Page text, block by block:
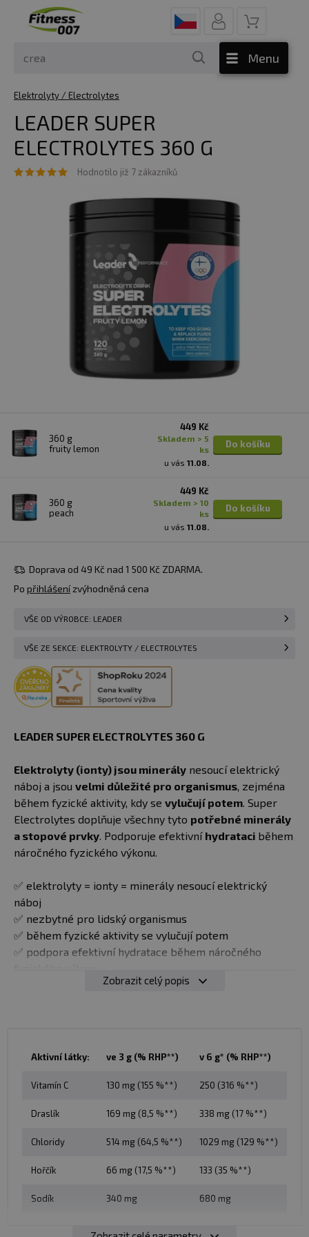
Menu
Elektrolyty / Electrolytes
LEADER SUPER
ELECTROLYTES 360 G
Hodnotilo již 7 zákazníků
360 g
fruity lemon
449 Kč
skladem > 5
ks
u vás 11.08.
Do košíku
360 g
peach
449 Kč
skladem > 10
ks
u vás 11.08.
Do košíku
Doprava od 49 Kč nad 1 500 Kč ZDARMA.
Po přihlášenízvýhodněná cena
VŠE OD VÝROBCE: LEADER
VŠE ZE SEKCE: ELEKTROLYTY / ELECTROLYTES
LEADER SUPER ELECTROLYTES 360 G
Elektrolyty (ionty) jsou minerály nesoucí elektrický
náboj a jsou velmi důležité pro organismus, zejména
během fyzické aktivity, kdy se vylučují potem. Super
Electrolytes doplňuje všechny tyto potřebné minerály
a stopové prvky. Podporuje efektivní hydrataci během
náročného fyzického výkonu.
✅ elektrolyty = ionty = minerály nesoucí elektrický
náboj
✅ nezbytné pro lidský organismus
✅ během fyzické aktivity se vylučují potem
✅ podpora efektivní hydratace během náročného
✅ podpora regenerace
✅ vitamín C
✅ značka Leader je oficiálním partnerem finského
300 ml vody a užívejte dvakrát denně. Užívejte ideálně
během tréninku, prášek lze namíchat i s jiným
Zobrazit celý popis
Aktivní látky: ve 3 g (% RHP**) v 6 g* (% RHP**)
Vitamín C 130 mg (155 %**) 250 (316 %**)
Draslík 169 mg (8,5 %**) 338 mg (17 %**)
Chloridy 514 mg (64,5 %**) 1029 mg (129 %**)
Hořčík 66 mg (17,5 %**) 133 (35 %**)
Sodík 340 mg 680 mg